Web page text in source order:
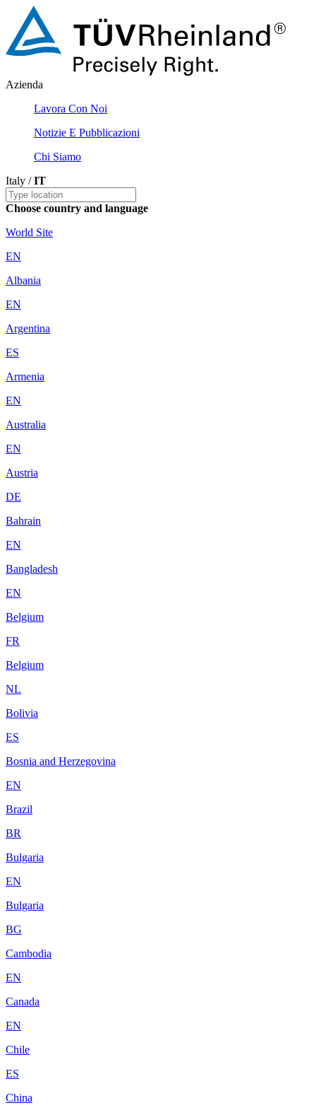
Azienda
Lavora Con Noi
Notizie E Pubblicazioni
Chi Siamo
Italy /IT
Choose country and language
World Site
EN
Albania
EN
Argentina
ES
Armenia
EN
Australia
EN
Austria
DE
Bahrain
EN
Bangladesh
EN
Belgium
FR
Belgium
NL
Bolivia
ES
Bosnia and Herzegovina
EN
Brazil
BR
Bulgaria
EN
Bulgaria
BG
Cambodia
EN
Canada
EN
Chile
ES
China